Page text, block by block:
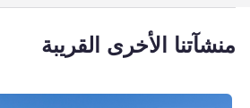
منشآتنا الأخرى القريبة